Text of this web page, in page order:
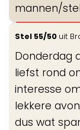
mannen/
Stel 55/50 uit
Donderdag
liefst rond
interesse
lekkere
dus wat